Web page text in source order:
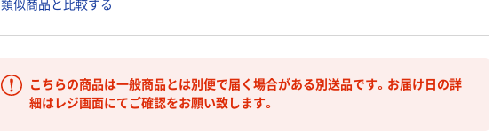
類似商品と比較する
こちらの商品は一般商品とは別便で届く場合がある別送品です。お届け日の詳
細はレジ画面にてご確認をお願い致します。